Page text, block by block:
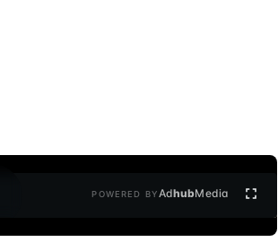
POWERED BYAdhubMedia